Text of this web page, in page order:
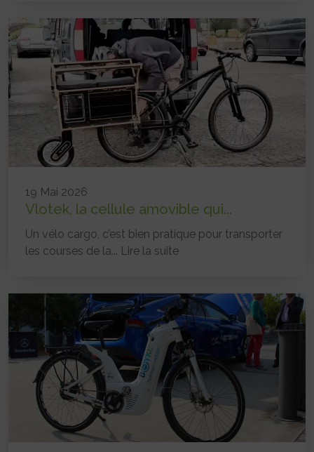
19 Mai 2026
Vlotek, la cellule amovible qui...
Un vélo cargo, c’est bien pratique pour transporter
les courses de la... Lire la suite